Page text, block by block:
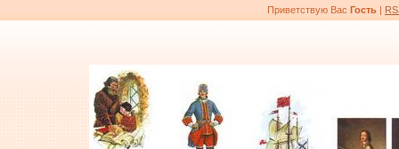
Приветствую Вас Гость |